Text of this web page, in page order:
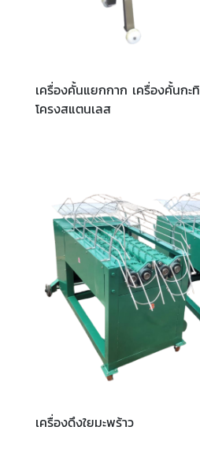
เครื่องคั้นแยกกาก เครื่องคั้นกะทิ
โครงสแตนเลส
เครื่องดึงใยมะพร้าว